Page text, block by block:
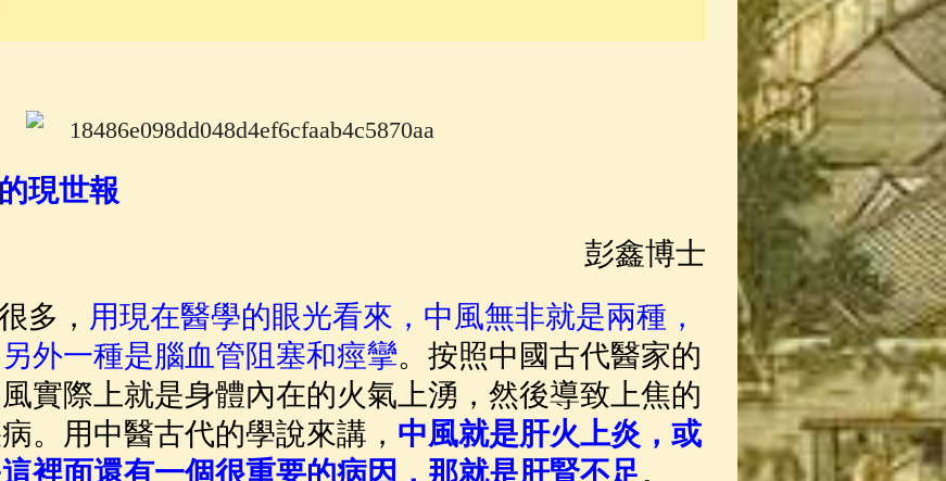
說療痔(腫瘤)病經(27) 助念機 App(3)
現世報
彭鑫博士
多， 用現在醫學的眼光看來，中風無非就是兩種，
外一種是腦血管阻塞和痙攣。按照中國古代醫家的
實際上就是身體內在的火氣上湧，然後導致上焦的
。用中醫古代的學說來講， 中風就是肝火上炎，或
裡面還有一個很重要的病因，那就是肝腎不足。